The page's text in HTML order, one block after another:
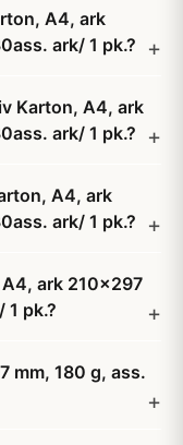
A4, ark
ark/ 1 pk.?
Karton, A4, ark
ark/ 1 pk.?
A4, ark
ark/ 1 pk.?
ark 210x297
1 pk.?
mm, 180 g, ass.